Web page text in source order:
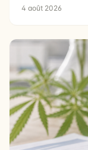
4 août 2026